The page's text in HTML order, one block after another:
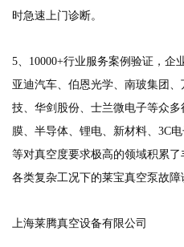
时急速上门诊断。
5、10000+行业服务案例验证，企
亚迪汽车、伯恩光学、南玻集团
技、华剑股份、士兰微电子等众
膜、半导体、锂电、新材料、3C
等对真空度要求极高的领域积累
各类复杂工况下的莱宝真空泵故障
上海莱腾真空设备有限公司